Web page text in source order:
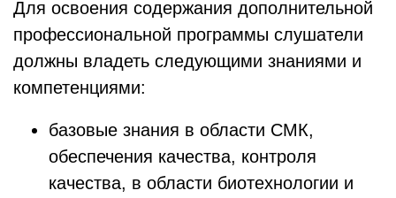
Для освоения содержания дополнительной
профессиональной программы слушатели
должны владеть следующими знаниями и
компетенциями:
базовые знания в области СМК,
обеспечения качества, контроля
качества, в области биотехнологии и